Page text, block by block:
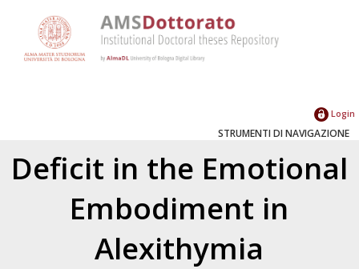
Login
STRUMENTI DI NAVIGAZIONE
Deficit in the Emotional
Embodiment in
Alexithymia